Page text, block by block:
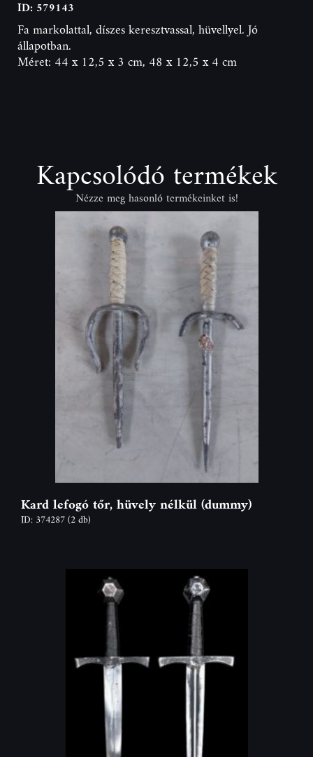
ID: 579143
Fa markolattal, díszes keresztvassal, hüvellyel. Jó
állapotban.
Méret: 44 x 12,5 x 3 cm, 48 x 12,5 x 4 cm
Kapcsolódó termékek
Nézze meg hasonló termékeinket is!
Kard lefogó tőr, hüvely nélkül (dummy)
ID: 374287(2 db)